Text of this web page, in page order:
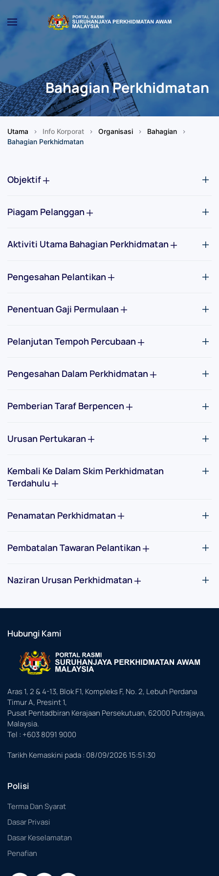
Skip to main content
Bahagian Perkhidmatan
Utama Info Korporat Organisasi
Bahagian
Bahagian Perkhidmatan
Objektif
Piagam Pelanggan
Aktiviti Utama Bahagian Perkhidmatan
Pengesahan Pelantikan
Penentuan Gaji Permulaan
Pelanjutan Tempoh Percubaan
Pengesahan Dalam Perkhidmatan
Pemberian Taraf Berpencen
Urusan Pertukaran
Kembali Ke Dalam Skim Perkhidmatan
Terdahulu
Penamatan Perkhidmatan
Pembatalan Tawaran Pelantikan
Naziran Urusan Perkhidmatan
Hubungi Kami
Aras 1, 2 & 4-13, Blok F1, Kompleks F, No. 2, Lebuh Perdana
Timur A, Presint 1,
Pusat Pentadbiran Kerajaan Persekutuan, 62000 Putrajaya,
Malaysia.
Tel : +603 8091 9000
Tarikh Kemaskini pada : 08/09/2026 15:51:30
Polisi
Terma Dan Syarat
Dasar Privasi
Dasar Keselamatan
Penafian